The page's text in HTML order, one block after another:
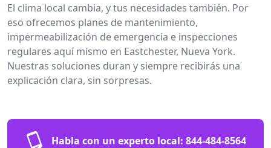
El clima local cambia, y tus necesidades también. Por
eso ofrecemos planes de mantenimiento,
impermeabilización de emergencia e inspecciones
regulares aquí mismo en Eastchester, Nueva York.
Nuestras soluciones duran y siempre recibirás una
explicación clara, sin sorpresas.
Habla con un experto local: 844-484-8564